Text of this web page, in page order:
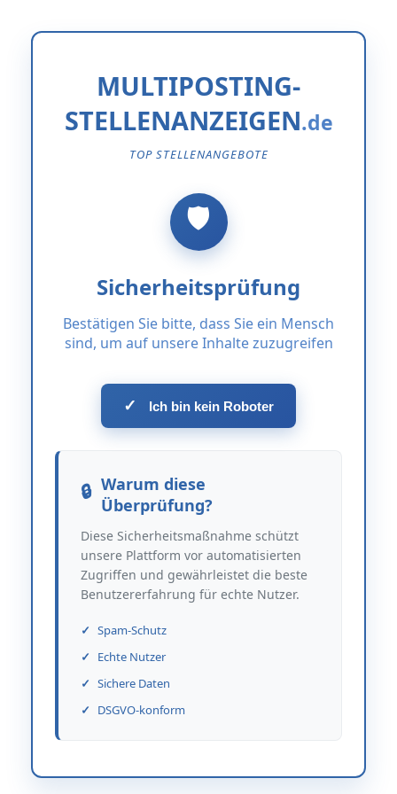
MULTIPOSTING-
STELLENANZEIGEN
TOP STELLENANGEBOTE
Sicherheitsprüfung
Bestätigen Sie bitte, dass Sie ein Mensch
sind, um auf unsere Inhalte zuzugreifen
✓ Ich bin kein Roboter
Warum diese
Überprüfung?
Diese Sicherheitsmaßnahme schützt
unsere Plattform vor automatisierten
Zugriffen und gewährleistet die beste
Benutzererfahrung für echte Nutzer.
Spam-Schutz
Echte Nutzer
Sichere Daten
DSGVO-konform